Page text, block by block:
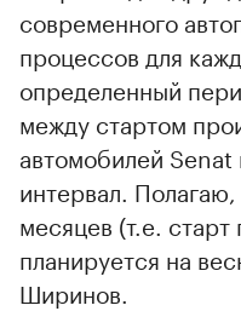
современного
процессов для
определенный
между стартом
автомобилей
интервал.
месяцев (т.е.
планируется на
Ширинов.